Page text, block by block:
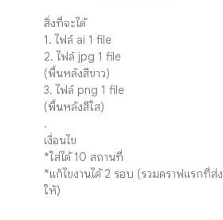
สิ่งที่จะได้
1. ไฟล์ ai 1 file
2. ไฟล์ jpg 1 file
(พื้นหลังสีขาว)
3. ไฟล์ png 1 file
(พื้นหลังสีใส)
.
เงื่อนไข
*ใส่ได้ 10 สถานที่
*แก้ไขงานได้ 2 รอบ (รวมดราฟแรกที่ส่ง
ให้)